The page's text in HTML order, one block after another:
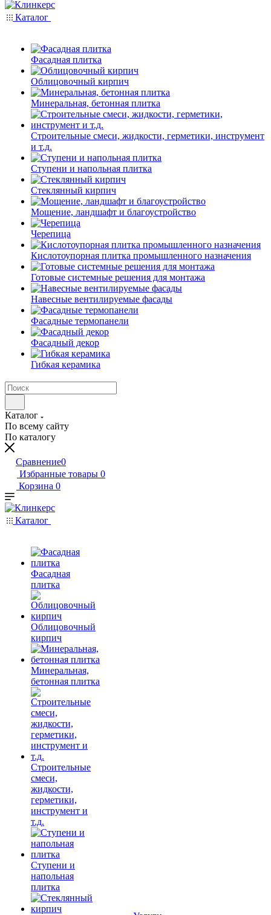
Каталог
Фасадная плитка
Облицовочный кирпич
Минеральная, бетонная плитка
Строительные смеси, жидкости, герметики, инструмент
и т.д.
Ступени и напольная плитка
Cтеклянный кирпич
Мощение, ландшафт и благоустройство
Черепица
Кислотоупорная плитка промышленного назначения
Готовые системные решения для монтажа
Навесные вентилируемые фасады
Фасадные термопанели
Фасадный декор
Гибкая керамика
Каталог
По всему сайту
По каталогу
Сравнение0
Избранные товары 0
Корзина 0
Каталог
Фасадная
плитка
Облицовочный
кирпич
Минеральная,
бетонная плитка
Строительные
смеси,
жидкости,
герметики,
инструмент и
т.д.
Ступени и
напольная
плитка